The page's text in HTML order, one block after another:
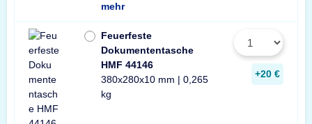
mehr
Feuerfeste
Dokumententasche
HMF 44146
380x280x10 mm | 0,265
kg
+20 €